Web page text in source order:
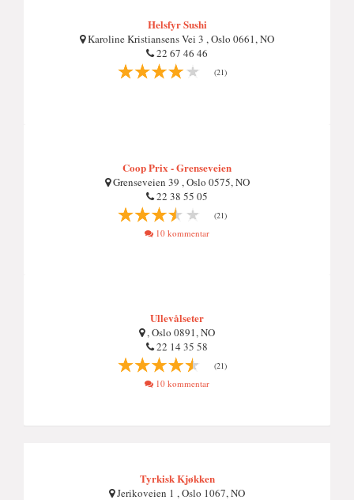
Helsfyr Sushi
Karoline Kristiansens Vei 3 , Oslo 0661, NO
22 67 46 46
(21)
Coop Prix - Grenseveien
Grenseveien 39 , Oslo 0575, NO
22 38 55 05
(21)
10 kommentar
Ullevålseter
, Oslo 0891, NO
22 14 35 58
(21)
10 kommentar
Tyrkisk Kjøkken
Jerikoveien 1 , Oslo 1067, NO